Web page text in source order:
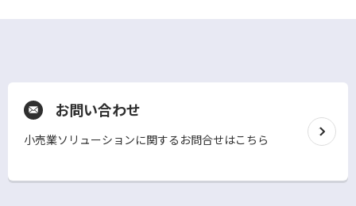
お問い合わせ
小売業ソリューションに関するお問合せはこちら
ウ